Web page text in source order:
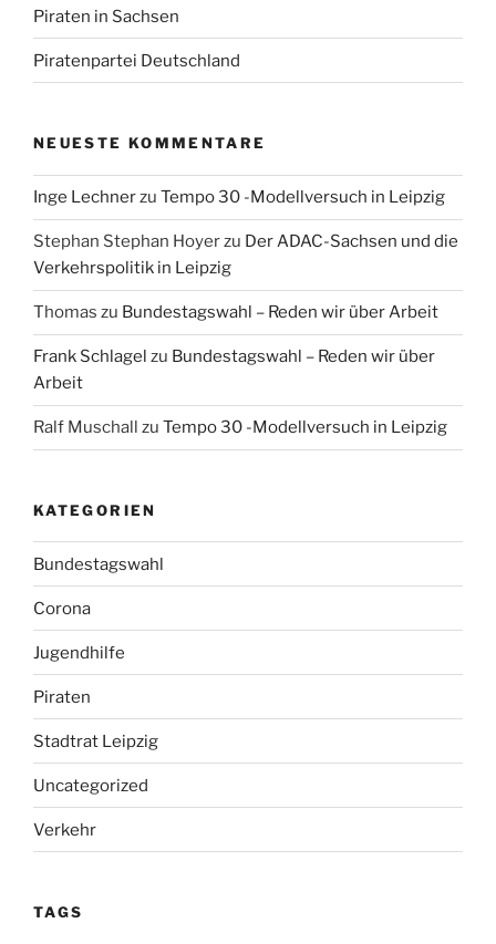
Piraten in Sachsen
Piratenpartei Deutschland
NEUESTE KOMMENTARE
Inge Lechnerzu Tempo 30 -Modellversuch in Leipzig
Stephan Stephan Hoyerzu Der ADAC-Sachsen und die
Verkehrspolitik in Leipzig
Thomas zu Bundestagswahl – Reden wir über Arbeit
Frank Schlagel zu Bundestagswahl – Reden wir über
Arbeit
Ralf Muschall zu Tempo 30 -Modellversuch in Leipzig
KATEGORIEN
Bundestagswahl
Corona
Jugendhilfe
Piraten
Stadtrat Leipzig
Uncategorized
Verkehr
TAGS